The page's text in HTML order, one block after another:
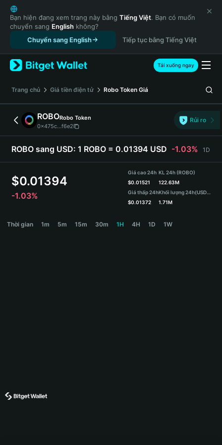
English
日本語
Tiếng Việt
Русский
Español (Latinoamérica)
Türkçe
Français
Deutsch
简体中文
繁體中文
Português (Portugal)
Bahasa Indonesia
ภาษาไทย
Español
Español (Argentina)
Bạn hiện đang xem trang này bằng Tiếng Việt. Bạn có muốn
chuyển sang English không?
Chuyển sang English
Tiếp tục bằng Tiếng Việt
Tải xuống ngay
‌Trang chủ Giá tiền điện tử Robo Token Giá
ROBORobo Token
0x475c...f6e2
Rủi ro
ROBO sang USD: 1 ROBO = 0.01394 USD -1.03% 1D
$0.01394
-1.03%
Giá cao 24h
$0.01521
Giá thấp 24h
$0.01372
KL 24h (ROBO)
122.63M
Khối lượng 24h(USDT)
1.71M
Thời gian 1m 5m 15m 30m 1H 4H 1D 1W